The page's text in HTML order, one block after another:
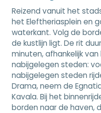
Reizend vanuit het
het Eleftheriasplein en
waterkant. Volg de
de kustlijn ligt. De rit
minuten, afhankelijk
nabijgelegen steden:
nabijgelegen steden
Drama, neem de
Kavala. Bij het
borden naar de haven,